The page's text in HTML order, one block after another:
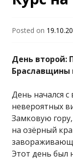
Posted on
День второй:
Браславщины
День начался
невероятных
Замковую
на озёрный
Этот день был